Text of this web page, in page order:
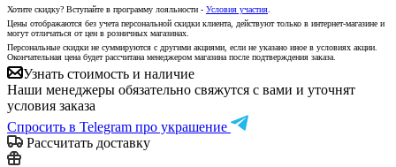
Хотите скидку? Вступайте в программу лояльности - Условия участия
Цены отображаются без учета персональной скидки клиента, действуют только в интернет-магазине и
могут отличаться от цен в розничных магазинах.
Персональные скидки не суммируются с другими акциями, если не указано иное в условиях акции.
Окончательная цена будет рассчитана менеджером магазина после подтверждения заказа.
Узнать стоимость и наличие
Наши менеджеры обязательно свяжутся с вами и уточнят
условия заказа
Спросить в Telegram про украшение
Рассчитать доставку